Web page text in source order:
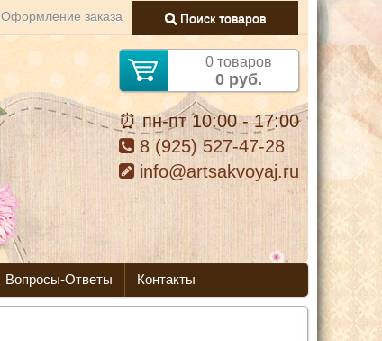
Оформление заказа Поиск товаров
0 товаров
0 руб.
⏰ пн-пт 10:00 - 17:00
8 (925) 527-47-28
info@artsakvoyaj.ru
Вопросы-Ответы Контакты